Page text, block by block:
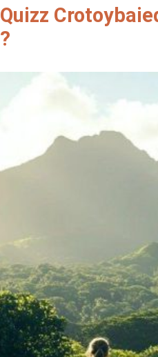
Quizz
?